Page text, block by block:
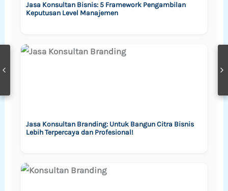
Jasa Konsultan Bisnis: 5 Framework Pengambilan
Keputusan Level Manajemen
Jasa Konsultan Branding: Untuk Bangun Citra Bisnis
Lebih Terpercaya dan Profesional!